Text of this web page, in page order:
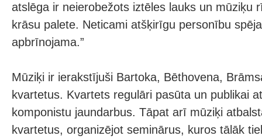
atslēga ir neierobežots iztēles lauks un mūziķu
krāsu palete. Neticami atšķirīgu personību
apbrīnojama.”
Mūziķi ir ierakstījuši Bartoka, Bēthovena,
kvartetus. Kvartets regulāri pasūta un publikai
komponistu jaundarbus. Tāpat arī mūziķi
kvartetus, organizējot seminārus, kuros tālāk